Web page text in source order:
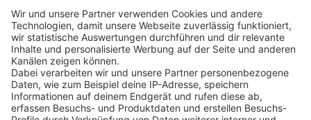
Schnellzugriff
ZAHLUNGSMETHODEN
SOCIAL